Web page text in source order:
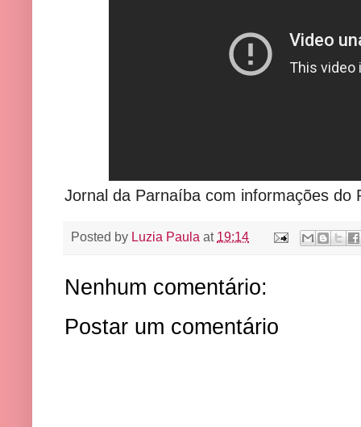
Jornal da Parnaíba com informações do
Posted by Luzia Paula at 19:14
Nenhum comentário:
Postar um comentário